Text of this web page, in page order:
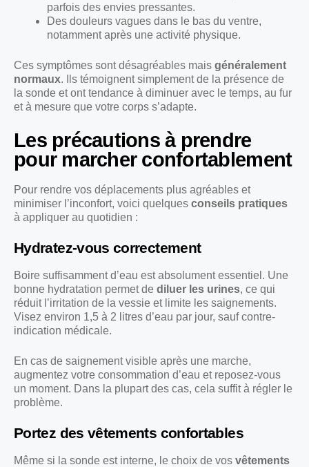
parfois des envies pressantes.
Des douleurs vagues dans le bas du ventre,
notamment après une activité physique.
Ces symptômes sont désagréables mais généralement
normaux. Ils témoignent simplement de la présence de
la sonde et ont tendance à diminuer avec le temps, au fur
et à mesure que votre corps s’adapte.
Les précautions à prendre
pour marcher confortablement
Pour rendre vos déplacements plus agréables et
minimiser l’inconfort, voici quelques conseils pratiques
à appliquer au quotidien :
Hydratez-vous correctement
Boire suffisamment d’eau est absolument essentiel. Une
bonne hydratation permet de diluer les urines, ce qui
réduit l’irritation de la vessie et limite les saignements.
Visez environ 1,5 à 2 litres d’eau par jour, sauf contre-
indication médicale.
En cas de saignement visible après une marche,
augmentez votre consommation d’eau et reposez-vous
un moment. Dans la plupart des cas, cela suffit à régler le
problème.
Portez des vêtements confortables
Même si la sonde est interne, le choix de vos vêtements